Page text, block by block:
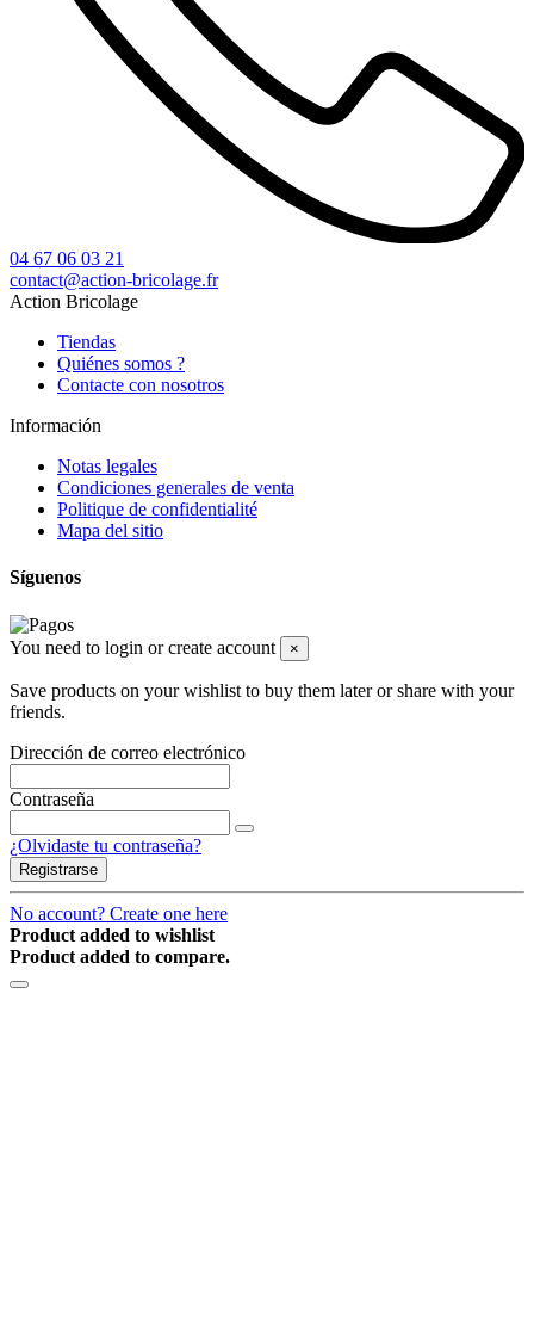
04 67 06 03 21
contact@action-bricolage.fr
Action Bricolage
Tiendas
Quiénes somos ?
Contacte con nosotros
Información
Notas legales
Condiciones generales de venta
Politique de confidentialité
Mapa del sitio
Síguenos
You need to login or create account ×
Save products on your wishlist to buy them later or share with your
friends.
Dirección de correo electrónico
Contraseña
¿Olvidaste tu contraseña?
Registrarse
No account? Create one here
Product added to wishlist
Product added to compare.